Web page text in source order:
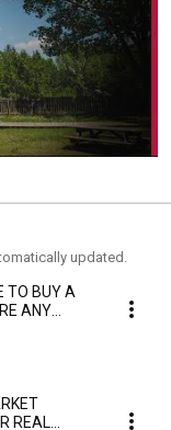
updated.
TO BUY A
ANY
06/12/2026
REAL